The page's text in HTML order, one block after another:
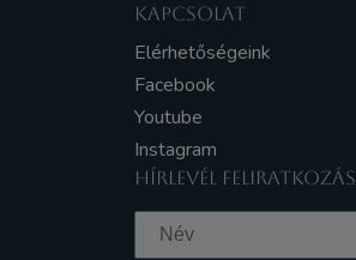
KAPCSOLAT
Elérhetőségeink
Facebook
Youtube
Instagram
HÍRLEVÉL FELIRATKOZÁS